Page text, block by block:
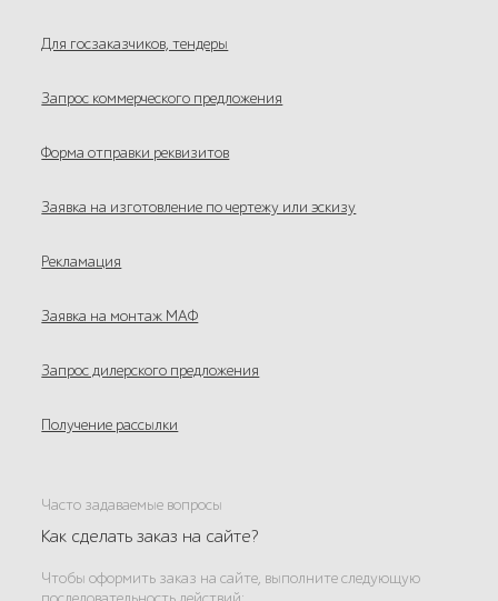
Для госзаказчиков, тендеры
Запрос коммерческого предложения
Форма отправки реквизитов
Заявка на изготовление по чертежу или эскизу
Рекламация
Заявка на монтаж МАФ
Запрос дилерского предложения
Получение рассылки
Часто задаваемые вопросы
Как сделать заказ на сайте?
Чтобы оформить заказ на сайте, выполните следующую